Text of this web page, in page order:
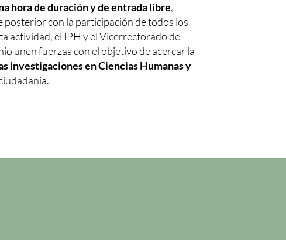
hora de duración y de entrada libre,
posterior con la participación de todos los
actividad, el IPH y el Vicerrectorado de
unen fuerzas con el objetivo de acercar la
investigaciones en Ciencias Humanas y